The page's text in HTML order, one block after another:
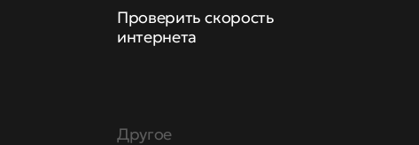
Проверить скорость
интернета
Другое